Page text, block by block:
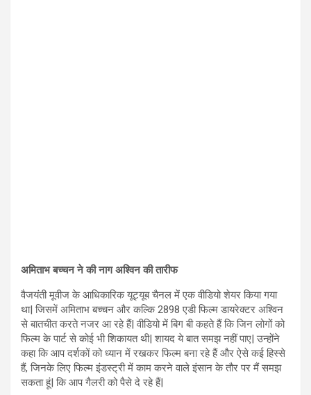
अमिताभ बच्चन ने की नाग अश्विन की तारीफ
वैजयंती मूवीज के आधिकारिक यूट्यूब चैनल में एक वीडियो शेयर किया गया
था| जिसमें अमिताभ बच्चन और कल्कि 2898 एडी फिल्म डायरेक्टर अश्विन
से बातचीत करते नजर आ रहे हैं| वीडियो में बिग बी कहते हैं कि जिन लोगों को
फिल्म के पार्ट से कोई भी शिकायत थी| शायद ये बात समझ नहीं पाए| उन्होंने
कहा कि आप दर्शकों को ध्यान में रखकर फिल्म बना रहे हैं और ऐसे कई हिस्से
हैं, जिनके लिए फिल्म इंडस्ट्री में काम करने वाले इंसान के तौर पर मैं समझ
सकता हूं| कि आप गैलरी को पैसे दे रहे हैं|